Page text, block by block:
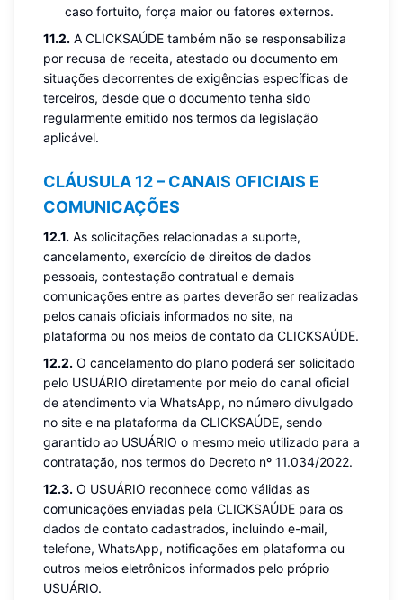
caso fortuito, força maior ou fatores externos.
11.2. A CLICKSAÚDE também não se responsabiliza
por recusa de receita, atestado ou documento em
situações decorrentes de exigências específicas de
terceiros, desde que o documento tenha sido
regularmente emitido nos termos da legislação
aplicável.
CLÁUSULA 12 – CANAIS OFICIAIS E
COMUNICAÇÕES
12.1. As solicitações relacionadas a suporte,
cancelamento, exercício de direitos de dados
pessoais, contestação contratual e demais
comunicações entre as partes deverão ser realizadas
pelos canais oficiais informados no site, na
plataforma ou nos meios de contato da CLICKSAÚDE.
12.2. O cancelamento do plano poderá ser solicitado
pelo USUÁRIO diretamente por meio do canal oficial
de atendimento via WhatsApp, no número divulgado
no site e na plataforma da CLICKSAÚDE, sendo
garantido ao USUÁRIO o mesmo meio utilizado para a
contratação, nos termos do Decreto nº 11.034/2022.
12.3. O USUÁRIO reconhece como válidas as
comunicações enviadas pela CLICKSAÚDE para os
dados de contato cadastrados, incluindo e-mail,
telefone, WhatsApp, notificações em plataforma ou
outros meios eletrônicos informados pelo próprio
USUÁRIO.